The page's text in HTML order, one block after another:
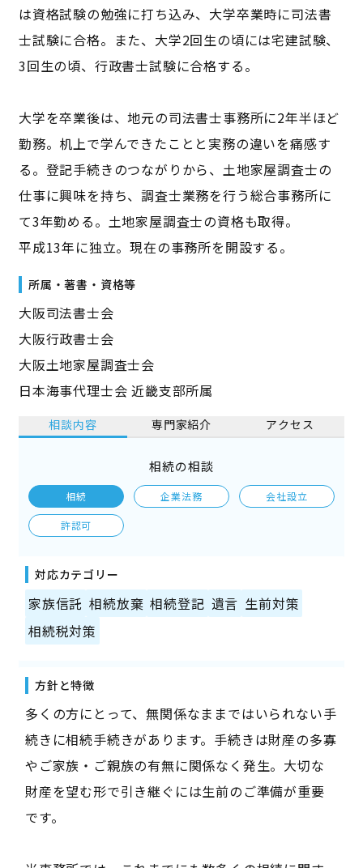
は資格試験の勉強に打ち込み、大学卒業時に司法書
士試験に合格。また、大学2回生の頃には宅建試験、
3回生の頃、行政書士試験に合格する。
大学を卒業後は、地元の司法書士事務所に2年半ほど
勤務。机上で学んできたことと実務の違いを痛感す
る。登記手続きのつながりから、土地家屋調査士の
仕事に興味を持ち、調査士業務を行う総合事務所に
て3年勤める。土地家屋調査士の資格も取得。
平成13年に独立。現在の事務所を開設する。
所属・著書・資格等
大阪司法書士会
大阪行政書士会
大阪土地家屋調査士会
日本海事代理士会 近畿支部所属
相談内容 専門家紹介 アクセス
相続の相談
相続 企業法務 会社設立
許認可
対応カテゴリー
家族信託 相続放棄 相続登記 遺言 生前対策
相続税対策
方針と特徴
多くの方にとって、無関係なままではいられない手
続きに相続手続きがあります。手続きは財産の多寡
やご家族・ご親族の有無に関係なく発生。大切な
財産を望む形で引き継ぐには生前のご準備が重要
です。